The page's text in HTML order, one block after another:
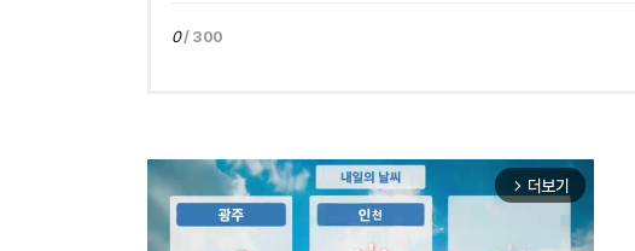
0/ 300
arrow_forward_ios 더보기